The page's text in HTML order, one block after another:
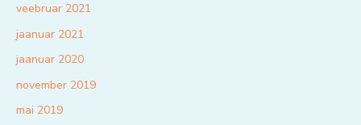
veebruar 2021
jaanuar 2021
jaanuar 2020
november 2019
mai 2019